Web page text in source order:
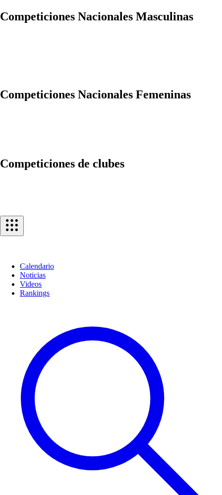
Competiciones Nacionales Masculinas
Competiciones Nacionales Femeninas
Competiciones de clubes
Calendario
Noticias
Videos
Rankings